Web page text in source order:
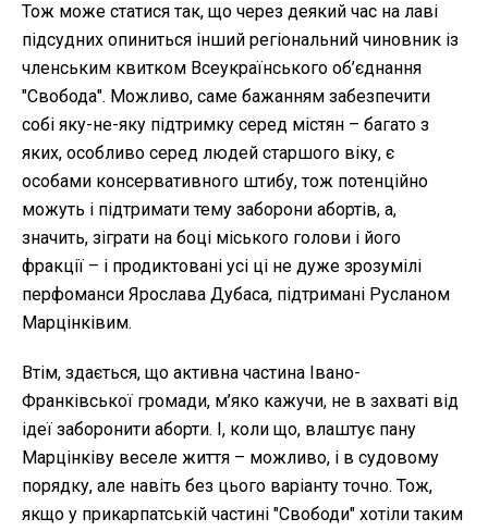
Тож може статися так, що через деякий час на лаві
підсудних опиниться інший регіональний чиновник із
членським квитком Всеукраїнського об’єднання
"Свобода". Можливо, саме бажанням забезпечити
собі яку-не-яку підтримку серед містян – багато з
яких, особливо серед людей старшого віку, є
особами консервативного штибу, тож потенційно
можуть і підтримати тему заборони абортів, а,
значить, зіграти на боці міського голови і його
фракції – і продиктовані усі ці не дуже зрозумілі
перфоманси Ярослава Дубаса, підтримані Русланом
Марцінківим.
Втім, здається, що активна частина Івано-
Франківської громади, м’яко кажучи, не в захваті від
ідеї заборонити аборти. І, коли що, влаштує пану
Марцінківу веселе життя – можливо, і в судовому
порядку, але навіть без цього варіанту точно. Тож,
якщо у прикарпатській частині "Свободи" хотіли таким